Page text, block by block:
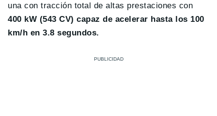
una con tracción total de altas prestaciones con
400 kW (543 CV) capaz de acelerar hasta los 100
km/h en 3.8 segundos.